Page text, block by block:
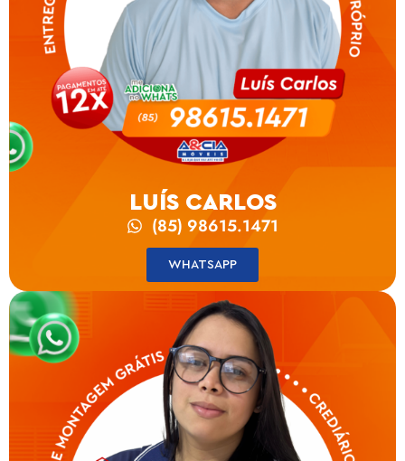
LUÍS CARLOS
(85) 98615.1471
WHATSAPP